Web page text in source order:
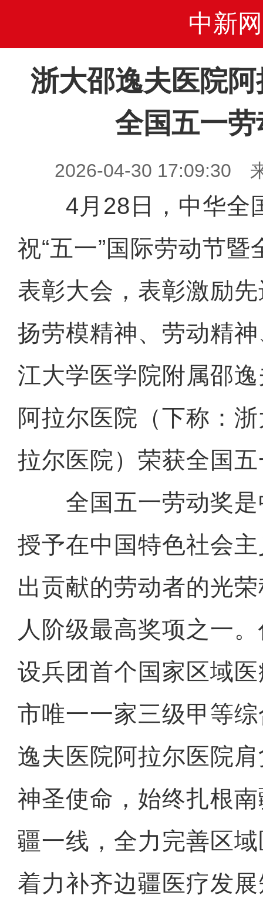
中新网
浙大邵逸夫医院
全国五一
2026-04-30 17:09:30
4月28日，中华全
祝“五一”国际劳动节
表彰大会，表彰激励
扬劳模精神、劳动精
江大学医学院附属邵
阿拉尔医院（下称：
拉尔医院）荣获全国
全国五一劳动奖是
授予在中国特色社会
出贡献的劳动者的光
人阶级最高奖项之一
设兵团首个国家区域
市唯一一家三级甲等
逸夫医院阿拉尔医院肩
神圣使命，始终扎根
疆一线，全力完善区
着力补齐边疆医疗发